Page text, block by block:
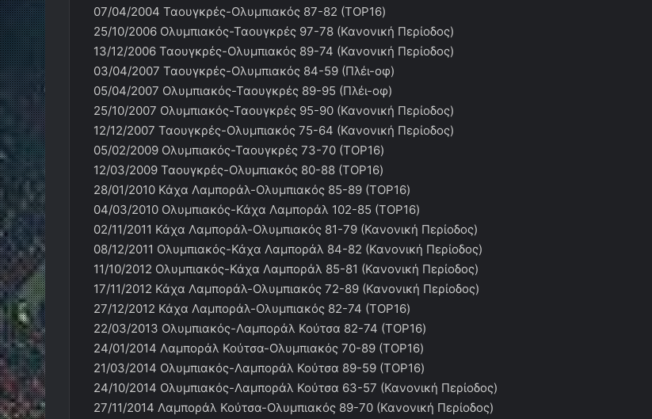
07/04/2004 Ταουγκρές-Ολυμπιακός 87-82 (TOP16)
25/10/2006 Ολυμπιακός-Ταουγκρές 97-78 (Κανονική Περίοδος)
13/12/2006 Ταουγκρές-Ολυμπιακός 89-74 (Κανονική Περίοδος)
03/04/2007 Ταουγκρές-Ολυμπιακός 84-59 (Πλέι-οφ)
05/04/2007 Ολυμπιακός-Ταουγκρές 89-95 (Πλέι-οφ)
25/10/2007 Ολυμπιακός-Ταουγκρές 95-90 (Κανονική Περίοδος)
12/12/2007 Ταουγκρές-Ολυμπιακός 75-64 (Κανονική Περίοδος)
05/02/2009 Ολυμπιακός-Ταουγκρές 73-70 (TOP16)
12/03/2009 Ταουγκρές-Ολυμπιακός 80-88 (TOP16)
28/01/2010 Κάχα Λαμποράλ-Ολυμπιακός 85-89 (TOP16)
04/03/2010 Ολυμπιακός-Κάχα Λαμποράλ 102-85 (TOP16)
02/11/2011 Κάχα Λαμποράλ-Ολυμπιακός 81-79 (Κανονική Περίοδος)
08/12/2011 Ολυμπιακός-Κάχα Λαμποράλ 84-82 (Κανονική Περίοδος)
11/10/2012 Ολυμπιακός-Κάχα Λαμποράλ 85-81 (Κανονική Περίοδος)
17/11/2012 Κάχα Λαμποράλ-Ολυμπιακός 72-89 (Κανονική Περίοδος)
27/12/2012 Κάχα Λαμποράλ-Ολυμπιακός 82-74 (TOP16)
22/03/2013 Ολυμπιακός-Λαμποράλ Κούτσα 82-74 (TOP16)
24/01/2014 Λαμποράλ Κούτσα-Ολυμπιακός 70-89 (TOP16)
21/03/2014 Ολυμπιακός-Λαμποράλ Κούτσα 89-59 (TOP16)
24/10/2014 Ολυμπιακός-Λαμποράλ Κούτσα 63-57 (Κανονική Περίοδος)
27/11/2014 Λαμποράλ Κούτσα-Ολυμπιακός 89-70 (Κανονική Περίοδος)